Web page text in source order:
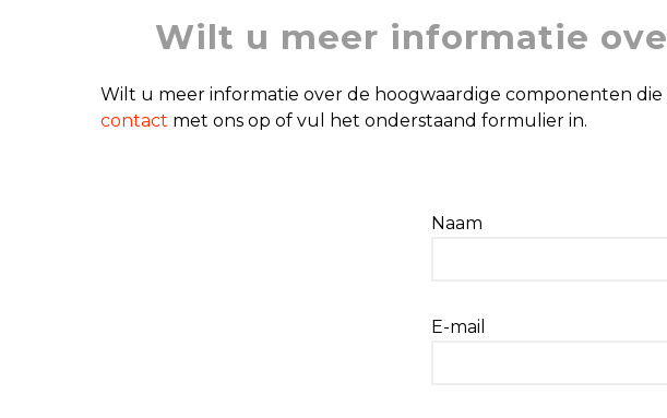
Wilt u meer informatie
Wilt u meer informatie over de hoogwaardige componenten
contact met ons op of vul het onderstaand formulier in.
Naam
E-mail